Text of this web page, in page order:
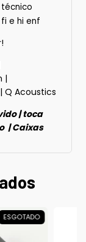
e hi enf
|
| Q Acoustics
|toca
|Caixas
ESGOTADO